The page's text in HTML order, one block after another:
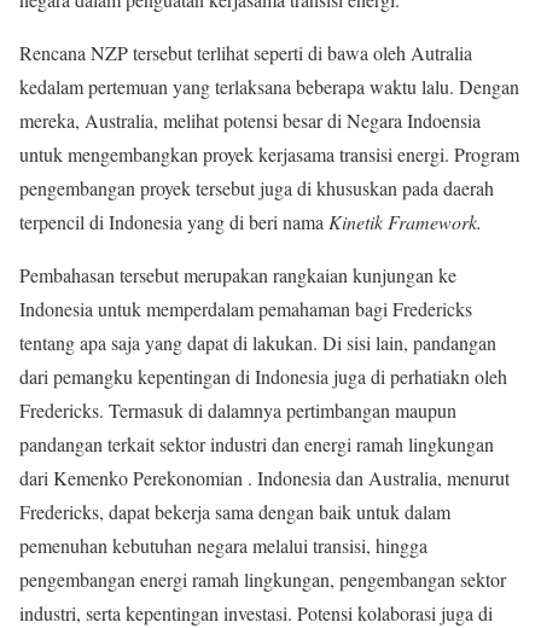
Rencana NZP tersebut terlihat seperti di bawa oleh Autralia
kedalam pertemuan yang terlaksana beberapa waktu lalu. Dengan
mereka, Australia, melihat potensi besar di Negara Indoensia
untuk mengembangkan proyek kerjasama transisi energi. Program
pengembangan proyek tersebut juga di khususkan pada daerah
terpencil di Indonesia yang di beri namaKinetik Framework.
Pembahasan tersebut merupakan rangkaian kunjungan ke
Indonesia untuk memperdalam pemahaman bagi Fredericks
tentang apa saja yang dapat di lakukan. Di sisi lain, pandangan
dari pemangku kepentingan di Indonesia juga di perhatiakn oleh
Fredericks. Termasuk di dalamnya pertimbangan maupun
pandangan terkait sektor industri dan energi ramah lingkungan
dari Kemenko Perekonomian . Indonesia dan Australia, menurut
Fredericks, dapat bekerja sama dengan baik untuk dalam
pemenuhan kebutuhan negara melalui transisi, hingga
pengembangan energi ramah lingkungan, pengembangan sektor
industri, serta kepentingan investasi. Potensi kolaborasi juga di